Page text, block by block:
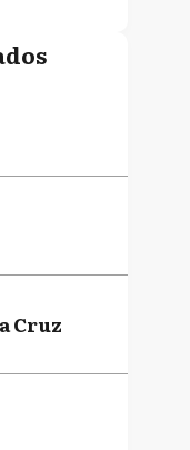
Cruz